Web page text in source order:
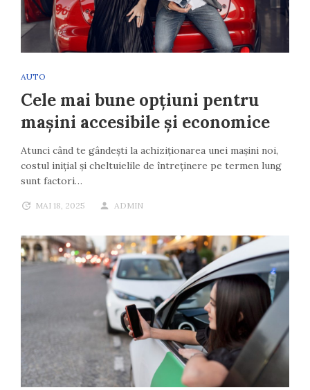
AUTO
Cele mai bune opțiuni pentru
mașini accesibile și economice
Atunci când te gândești la achiziționarea unei mașini noi,
costul inițial și cheltuielile de întreținere pe termen lung
sunt factori…
MAI 18, 2025 ADMIN